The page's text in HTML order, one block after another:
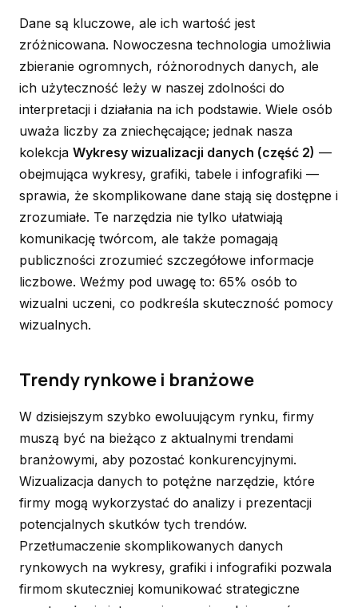
Dane są kluczowe, ale ich wartość jest
zróżnicowana. Nowoczesna technologia umożliwia
zbieranie ogromnych, różnorodnych danych, ale
ich użyteczność leży w naszej zdolności do
interpretacji i działania na ich podstawie. Wiele osób
uważa liczby za zniechęcające; jednak nasza
kolekcja Wykresy wizualizacji danych (część 2) —
obejmująca wykresy, grafiki, tabele i infografiki —
sprawia, że skomplikowane dane stają się dostępne i
zrozumiałe. Te narzędzia nie tylko ułatwiają
komunikację twórcom, ale także pomagają
publiczności zrozumieć szczegółowe informacje
liczbowe. Weźmy pod uwagę to: 65% osób to
wizualni uczeni, co podkreśla skuteczność pomocy
wizualnych.
Trendy rynkowe i branżowe
W dzisiejszym szybko ewoluującym rynku, firmy
muszą być na bieżąco z aktualnymi trendami
branżowymi, aby pozostać konkurencyjnymi.
Wizualizacja danych to potężne narzędzie, które
firmy mogą wykorzystać do analizy i prezentacji
potencjalnych skutków tych trendów.
Przetłumaczenie skomplikowanych danych
rynkowych na wykresy, grafiki i infografiki pozwala
firmom skuteczniej komunikować strategiczne